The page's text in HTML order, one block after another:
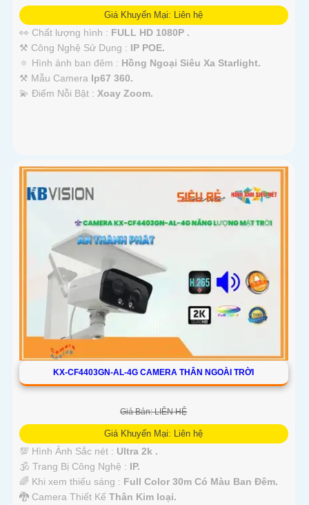
Giá Khuyến Mại: Liên hệ
👀 Chất lượng hình : FULL HD 1080P .
⚒ Công Nghệ Sử Dụng : IP POE.
🔅 Hình ảnh ban đêm : Hồng Ngoại Siêu Xa Starlight.
⚒ Mẫu Camera Ip67 360.
️💫 Điểm Nỗi Bật : Xoay Zoom.
KX-CF4403GN-AL-4G CAMERA THÂN NGOÀI TRỜI
Giá Bán: LIÊN HỆ
Giá Khuyến Mại: Liên hệ
💯 Hình Ảnh Sắc nét : Ultra 2k .
🕉️ Trang Bị Công Nghệ : IP.
🌈 Khi xem thiếu sáng : Full Color 30m Có Màu Ban Ðêm.
🐉️ Camera Thiết Kế Thân Kim loại.